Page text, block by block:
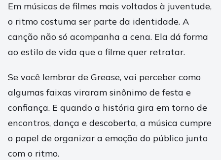
Em músicas de filmes mais voltados à juventude,
o ritmo costuma ser parte da identidade. A
canção não só acompanha a cena. Ela dá forma
ao estilo de vida que o filme quer retratar.
Se você lembrar de Grease, vai perceber como
algumas faixas viraram sinônimo de festa e
confiança. E quando a história gira em torno de
encontros, dança e descoberta, a música cumpre
o papel de organizar a emoção do público junto
com o ritmo.